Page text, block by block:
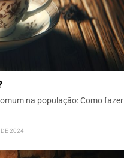
na população: Como fazer
DE 2024